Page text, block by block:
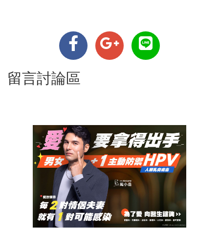
留言討論區